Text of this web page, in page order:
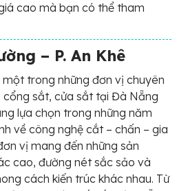
cao mà bạn có thể tham
– P. An‍ Khê
một trong những đơn vị chuyên
sắt, cửa sắt tại Đà Nẵng
lựa chọn trong những năm
về công nghệ cắt – chấn – gia
vị mang đến những sản
cao, đường nét sắc sảo và
cách kiến trúc khác nhau. Từ